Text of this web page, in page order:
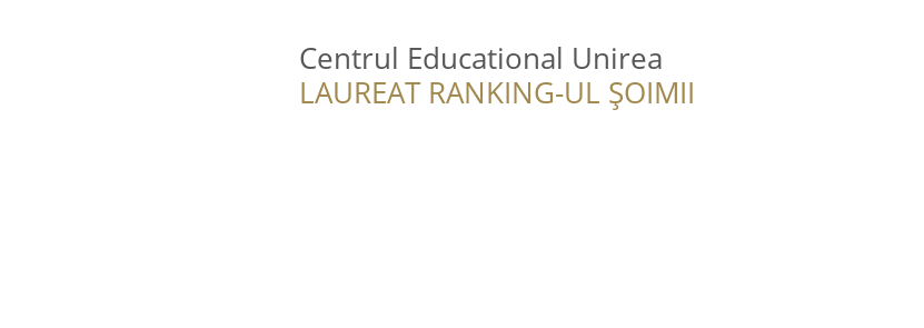
Centrul Educational Unirea
LAUREAT RANKING-UL ȘOIMII